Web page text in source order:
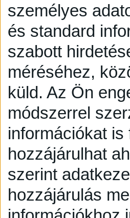
személyes
és standard
szabott
méréséhez,
küld. Az Ön
módszerrel
információkat
hozzájárulhat
szerint
hozzájárulás